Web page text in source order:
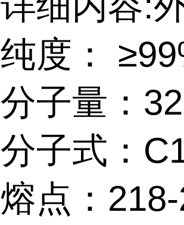
纯度：
分子量：
分子式：
熔点：